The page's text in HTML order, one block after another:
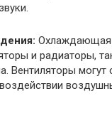
Охлаждающая
и радиаторы,
Вентиляторы могут